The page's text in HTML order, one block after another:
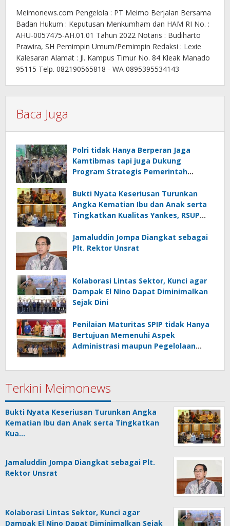
Meimonews.com Pengelola : PT Meimo Berjalan Bersama
Badan Hukum : Keputusan Menkumham dan HAM RI No. :
AHU-0057475-AH.01.01 Tahun 2022 Notaris : Budiharto
Prawira, SH Pemimpin Umum/Pemimpin Redaksi : Lexie
Kalesaran Alamat : Jl. Kampus Timur No. 84 Kleak Manado
95115 Telp. 082190565818 - WA 0895395534143
Baca Juga
Polri tidak Hanya Berperan Jaga
Kamtibmas tapi juga Dukung
Program Strategis Pemerintah
Pangan
Bukti Nyata Keseriusan Turunkan
Angka Kematian Ibu dan Anak serta
Tingkatkan Kualitas Yankes, RSUP
Nasional
Jamaluddin Jompa Diangkat sebagai
Plt. Rektor Unsrat
Kolaborasi Lintas Sektor, Kunci agar
Dampak El Nino Dapat Diminimalkan
Sejak Dini
Penilaian Maturitas SPIP tidak Hanya
Bertujuan Memenuhi Aspek
Administrasi maupun Pegelolaan
Terkini Meimonews
Bukti Nyata Keseriusan Turunkan Angka
Kematian Ibu dan Anak serta Tingkatkan
Kua…
Jamaluddin Jompa Diangkat sebagai Plt.
Rektor Unsrat
Kolaborasi Lintas Sektor, Kunci agar
Dampak El Nino Dapat Diminimalkan Sejak